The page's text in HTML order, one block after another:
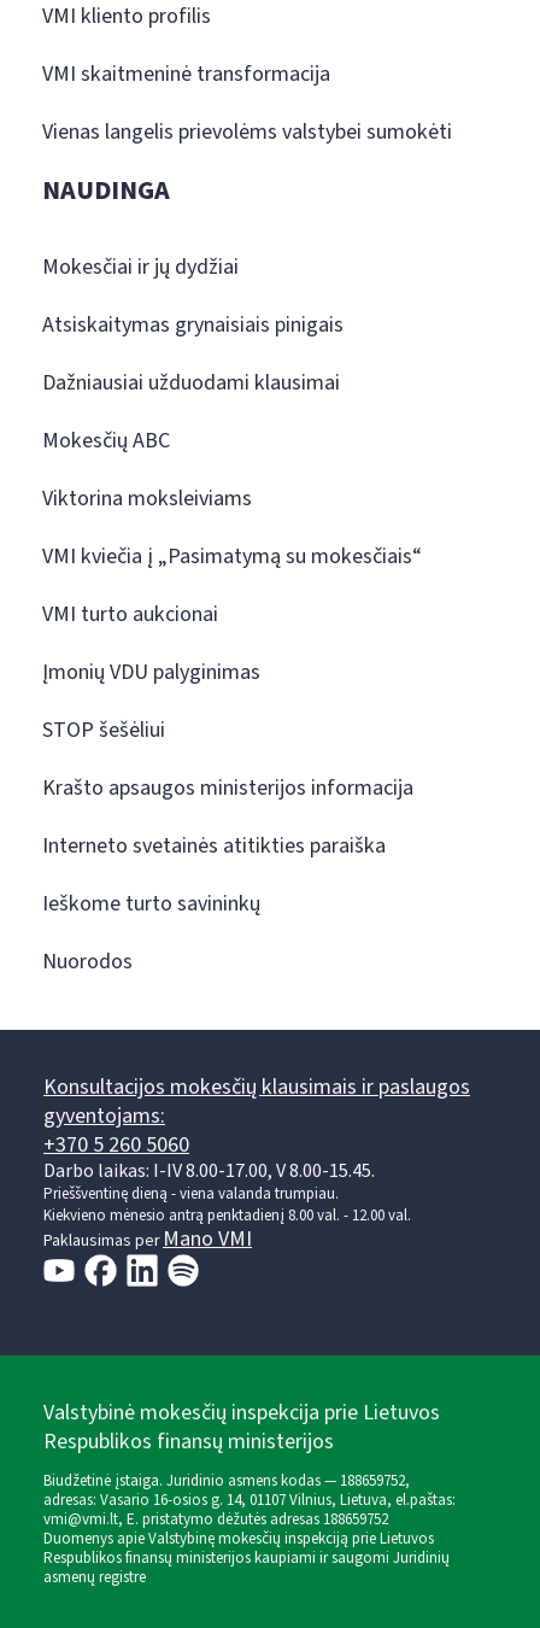
VMI kliento profilis
VMI skaitmeninė transformacija
Vienas langelis prievolėms valstybei sumokėti
NAUDINGA
Mokesčiai ir jų dydžiai
Atsiskaitymas grynaisiais pinigais
Dažniausiai užduodami klausimai
Mokesčių ABC
Viktorina moksleiviams
VMI kviečia į „Pasimatymą su mokesčiais“
VMI turto aukcionai
Įmonių VDU palyginimas
STOP šešėliui
Krašto apsaugos ministerijos informacija
Interneto svetainės atitikties paraiška
Ieškome turto savininkų
Nuorodos
Konsultacijos mokesčių klausimais ir paslaugos
gyventojams:
+370 5 260 5060
Darbo laikas: I-IV 8.00-17.00, V 8.00-15.45.
Prieššventinę dieną - viena valanda trumpiau.
Kiekvieno mėnesio antrą penktadienį 8.00 val. - 12.00 val.
Paklausimas perMano VMI
Valstybinė mokesčių inspekcija prie Lietuvos
Respublikos finansų ministerijos
Biudžetinė įstaiga. Juridinio asmens kodas — 188659752,
adresas: Vasario 16-osios g. 14, 01107 Vilnius, Lietuva, el.paštas:
vmi@vmi.lt, E. pristatymo dėžutės adresas 188659752
Duomenys apie Valstybinę mokesčių inspekciją prie Lietuvos
Respublikos finansų ministerijos kaupiami ir saugomi Juridinių
asmenų registre